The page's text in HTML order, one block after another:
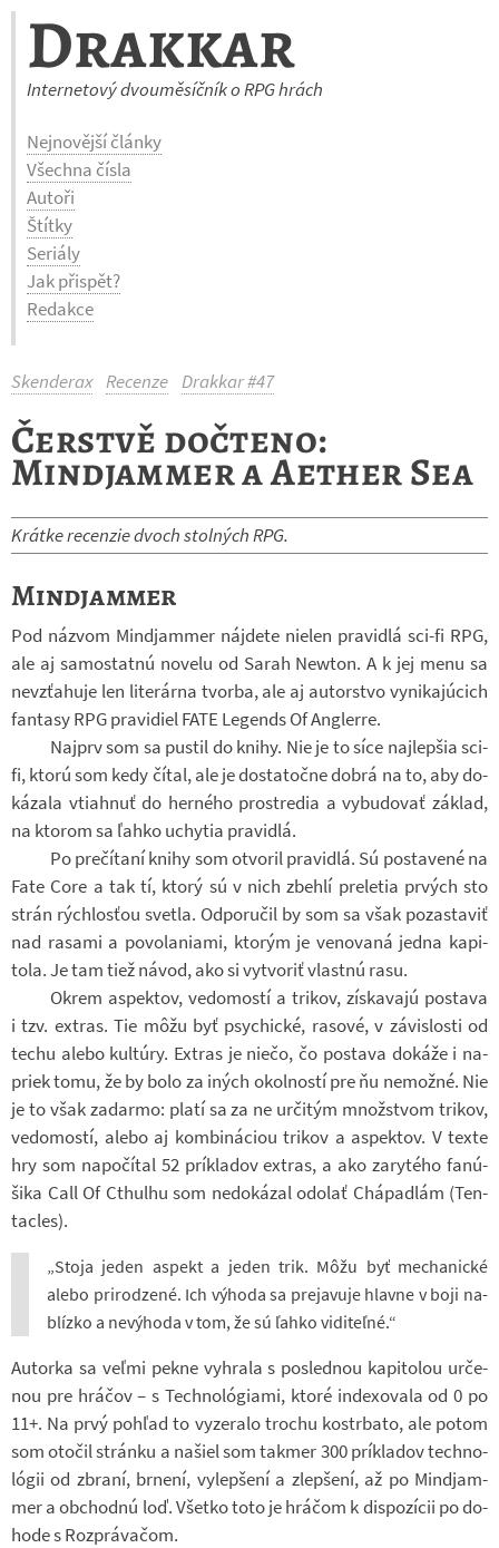
Drakkar
Internetový dvouměsíčník o RPG hrách
Nejnovější články
Všechna čísla
Autoři
Štítky
Seriály
Jak přispět?
Redakce
Skenderax Recenze Drakkar #47
Čerstvě dočteno:
Mindjammer a Aether Sea
Krátke re­cen­zie dvoch stol­ných RPG.
Mindjammer
Pod ná­zvom Min­d­ja­m­mer ná­jdete nie­len pra­vi­dlá sci-​fi RPG,
ale aj sa­mo­statnú no­velu od Sarah New­ton. A k jej menu sa
ne­vzťa­huje len li­te­rárna tvorba, ale aj au­tor­stvo vy­ni­kaj­úcich
fan­tasy RPG pra­vi­diel FATE Le­gends Of An­glerre.
Naj­prv som sa pus­til do knihy. Nie je to síce naj­lep­šia sci-​
fi, ktorú som kedy čítal, ale je do­sta­točne dobrá na to, aby do­
ká­zala vti­ahnuť do her­ného pro­stre­dia a vy­bu­do­vať zá­klad,
na kto­rom sa ľahko uchy­tia pra­vi­dlá.
Po pre­čí­taní knihy som ot­vo­ril pra­vi­dlá. Sú po­sta­vené na
Fate Core a tak tí, ktorý sú v nich zbehlí pre­le­tia pr­vých sto
strán rých­los­ťou svetla. Od­po­ru­čil by som sa však po­za­sta­viť
nad ra­sami a po­vo­la­ni­ami, kto­rým je ve­no­vaná jedna ka­pi­
tola. Je tam tiež návod, ako si vy­tvo­riť vlastnú rasu.
Okrem aspek­tov, ve­do­mostí a tri­kov, zís­ka­vajú po­stava
i tzv. ex­tras. Tie môžu byť psy­chické, ra­sové, v zá­vis­losti od
techu alebo kul­t­úry. Ex­tras je niečo, čo po­stava do­káže i na­
priek tomu, že by bolo za iných okol­ností pre ňu ne­možné. Nie
je to však za­darmo: platí sa za ne ur­či­tým množ­stvom tri­kov,
ve­do­mostí, alebo aj kom­bi­ná­ciou tri­kov a aspek­tov. V texte
hry som na­po­čí­tal 52 prí­kla­dov ex­tras, a ako za­ry­tého fa­n­ú­
šika Call Of Cthulhu som ne­do­ká­zal odo­lať Chá­padlám (Ten­
tacles).
„Stoja jeden aspekt a jeden trik. Môžu byť me­cha­nické
alebo pri­rod­zené. Ich vý­hoda sa preja­vuje hlavne v boji na­
blízko a ne­vý­hoda v tom, že sú ľahko vi­diteľné.“
Au­torka sa veľmi pekne vy­hrala s po­sled­nou ka­pi­to­lou ur­če­
nou pre hrá­čov – s Tech­no­ló­gi­ami, ktoré in­de­xo­vala od 0 po
11+. Na prvý pohľad to vy­ze­ralo tro­chu kostr­bato, ale potom
som oto­čil stránku a na­šiel som takmer 300 prí­kla­dov tech­no­
ló­gii od zbraní, br­není, vy­lep­šení a zlep­šení, až po Min­d­ja­m­
mer a ob­chodnú loď. Všetko toto je hrá­čom k dis­po­zí­cii po do­
hode s Roz­prá­va­čom.